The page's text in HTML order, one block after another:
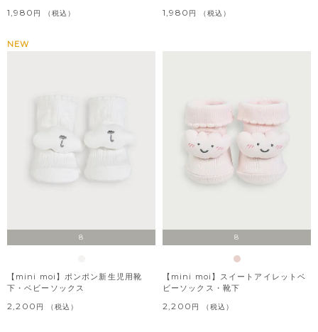
1,980 税込 1,980 税込
8
NEW
【mini moi】ポンポン新生児用靴
下・ベビーソックス
2,200 税込
8
【mini moi】スイートアイレットベ
ビーソックス・靴下
2,200 税込